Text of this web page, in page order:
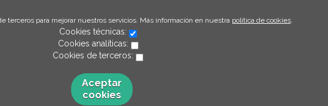
terceros para mejorar nuestros servicios. Más información en nuestra política de cookies.
Cookies técnicas:
Cookies analíticas:
Cookies de terceros:
Aceptar
cookies